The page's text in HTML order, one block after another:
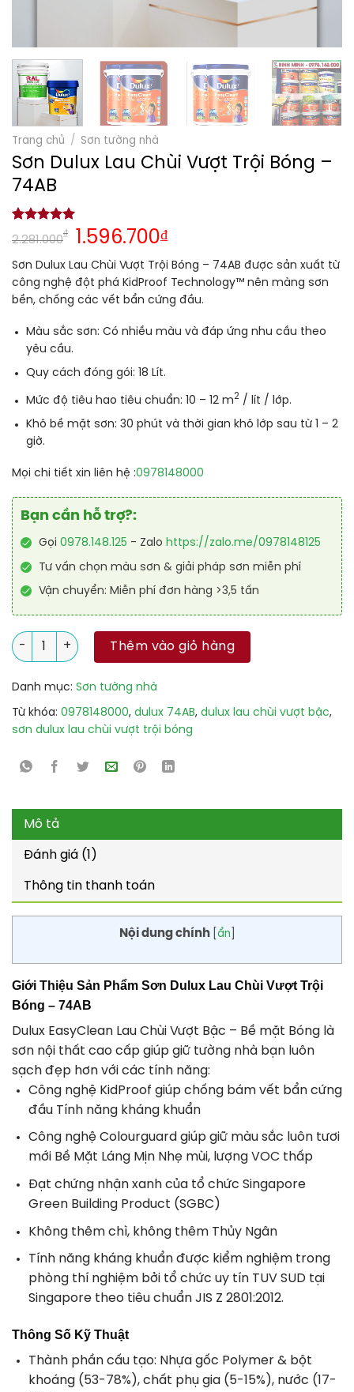
Trang chủ / Sơn tường nhà
Sơn Dulux Lau Chùi Vượt Trội Bóng –
74AB
5.00trên 5
dựa trên
1
đánh giá
2.281.000
₫ 1.596.700₫
Sơn Dulux Lau Chùi Vượt Trội Bóng – 74AB được sản xuất từ
công nghệ đột phá KidProof Technology™ nên màng sơn
bền, chống các vết bẩn cứng đầu.
Màu sắc sơn:Có nhiều màu và đáp ứng nhu cầu theo
yêu cầu.
Quy cách đóng gói: 18 Lít.
Mức độ tiêu hao tiêu chuẩn: 10 – 12 m2 / lít / lớp.
Khô bề mặt sơn: 30 phút và thời gian khô lớp sau từ 1 – 2
giờ.
Mọi chi tiết xin liên hệ :0978148000
Bạn cần hỗ trợ?:
Gọi 0978.148.125 - Zalo https://zalo.me/0978148125
Tư vấn chọn màu sơn & giải pháp sơn miễn phí
Vận chuyển: Miễn phí đơn hàng >3,5 tấn
Sơn Dulux Lau Chùi Vượt Trội Bóng - 74AB số lượng
Thêm vào giỏ hàng
Danh mục: Sơn tường nhà
Từ khóa: 0978148000, dulux 74AB, dulux lau chùi vượt bậc,
sơn dulux lau chùi vượt trội bóng
Mô tả
Đánh giá (1)
Thông tin thanh toán
Nội dung chính ẩn
Giới Thiệu Sản Phẩm Sơn Dulux Lau Chùi Vượt Trội
Bóng – 74AB
Dulux EasyClean Lau Chùi Vượt Bậc – Bề mặt Bóng là
sơn nội thất cao cấp giúp giữ tường nhà bạn luôn
sạch đẹp hơn với các tính năng:
Công nghệ KidProof giúp chống bám vết bẩn cứng
đầu Tính năng kháng khuẩn
Công nghệ Colourguard giúp giữ màu sắc luôn tươi
mới Bề Mặt Láng Mịn Nhẹ mùi, lượng VOC thấp
Đạt chứng nhận xanh của tổ chức Singapore
Green Building Product (SGBC)
Không thêm chì, không thêm Thủy Ngân
Tính năng kháng khuẩn được kiểm nghiệm trong
phòng thí nghiệm bởi tổ chức uy tín TUV SUD tại
Singapore theo tiêu chuẩn JIS Z 2801:2012.
Thông Số Kỹ Thuật
Thành phần cấu tạo: Nhựa gốc Polymer & bột
khoáng (53-78%), chất phụ gia (5-15%), nước (17-